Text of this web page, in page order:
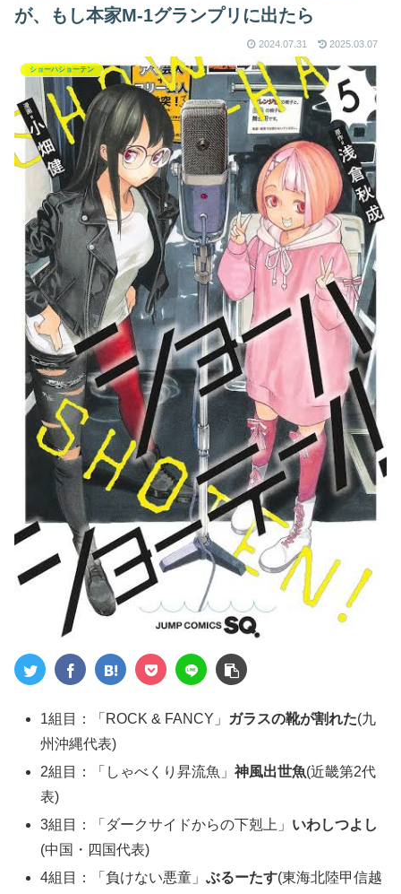
が、もし本家M-1グランプリに出たら
2024.07.31 2025.03.07
ショーハショーテン
1組目：「ROCK & FANCY」 ガラスの靴が割れた(九
州沖縄代表)
2組目：「しゃべくり昇流魚」神風出世魚(近畿第2代
表)
3組目：「ダークサイドからの下剋上」 いわしつよし
(中国・四国代表)
4組目：「負けない悪童」ぶるーたす(東海北陸甲信越